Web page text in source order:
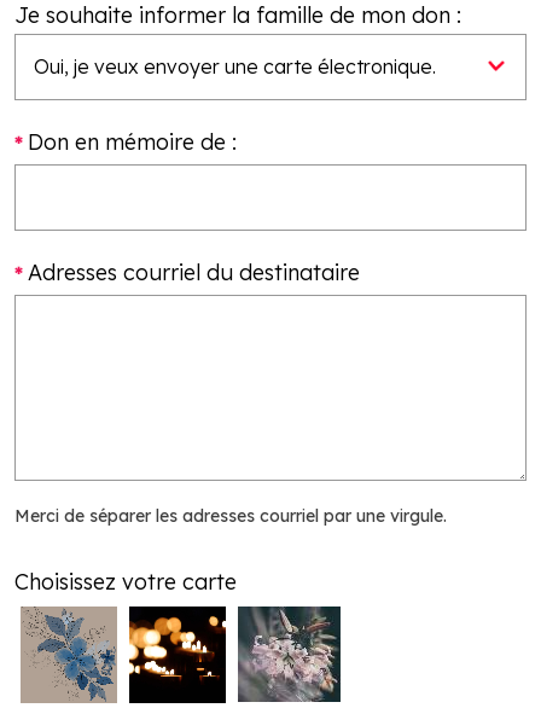
Je souhaite informer la famille de mon don :
Don en mémoire de :
Adresses courriel du destinataire
Merci de séparer les adresses courriel par une virgule.
Choisissez votre carte